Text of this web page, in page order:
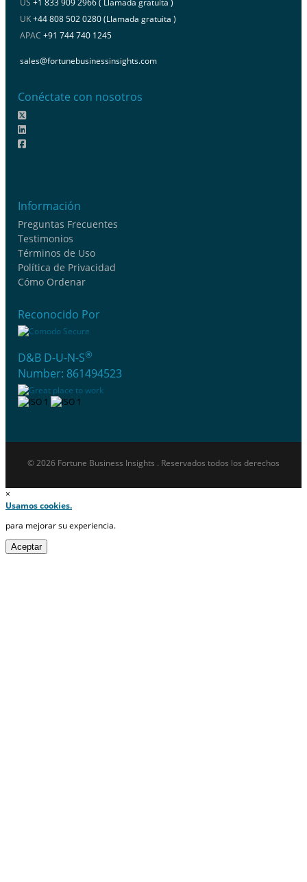
US +1 833 909 2966 ( Llamada gratuita )
UK+44 808 502 0280 (Llamada gratuita )
APAC +91 744 740 1245
sales@fortunebusinessinsights.com
Conéctate con nosotros
Información
Preguntas Frecuentes
Testimonios
Términos de Uso
Política de Privacidad
Cómo Ordenar
Reconocido Por
D&B D-U-N-S®
Number: 861494523
© 2026 Fortune Business Insights . Reservados todos los derechos
×
Usamos cookies.
para mejorar su experiencia.
Aceptar